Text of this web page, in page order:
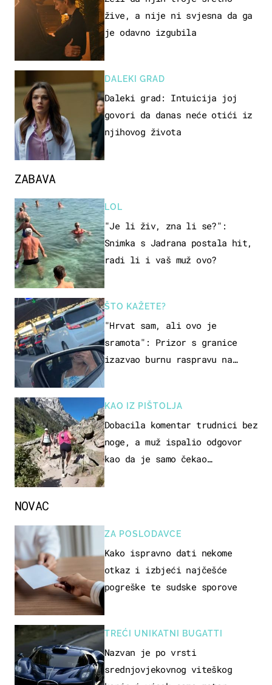
ZABAVA
LOL
"Je li živ, zna li se?":
Snimka s Jadrana postala hit,
radi li i vaš muž ovo?
ŠTO KAŽETE?
"Hrvat sam, ali ovo je
sramota": Prizor s granice
izazvao burnu raspravu na
KAO IZ PIŠTOLJA
Dobacila komentar trudnici bez
noge, a muž ispalio odgovor
kao da je samo čekao…
žive, a nije ni svjesna da ga
je odavno izgubila
DALEKI GRAD
Daleki grad: Intuicija joj
govori da danas neće otići iz
njihovog života
NOVAC
ZA POSLODAVCE
Kako ispravno dati nekome
otkaz i izbjeći najčešće
pogreške te sudske sporove
TREĆI UNIKATNI BUGATTI
Nazvan je po vrsti
srednjovjekovnog viteškog